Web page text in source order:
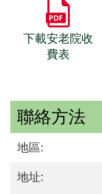
下載安老院收
費表
聯絡方法
地區:
地址: